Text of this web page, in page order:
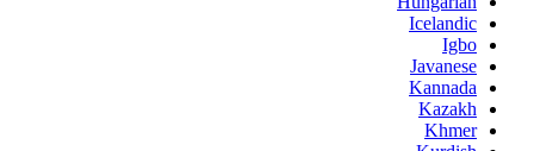
Icelandic
Igbo
Javanese
Kannada
Kazakh
Khmer